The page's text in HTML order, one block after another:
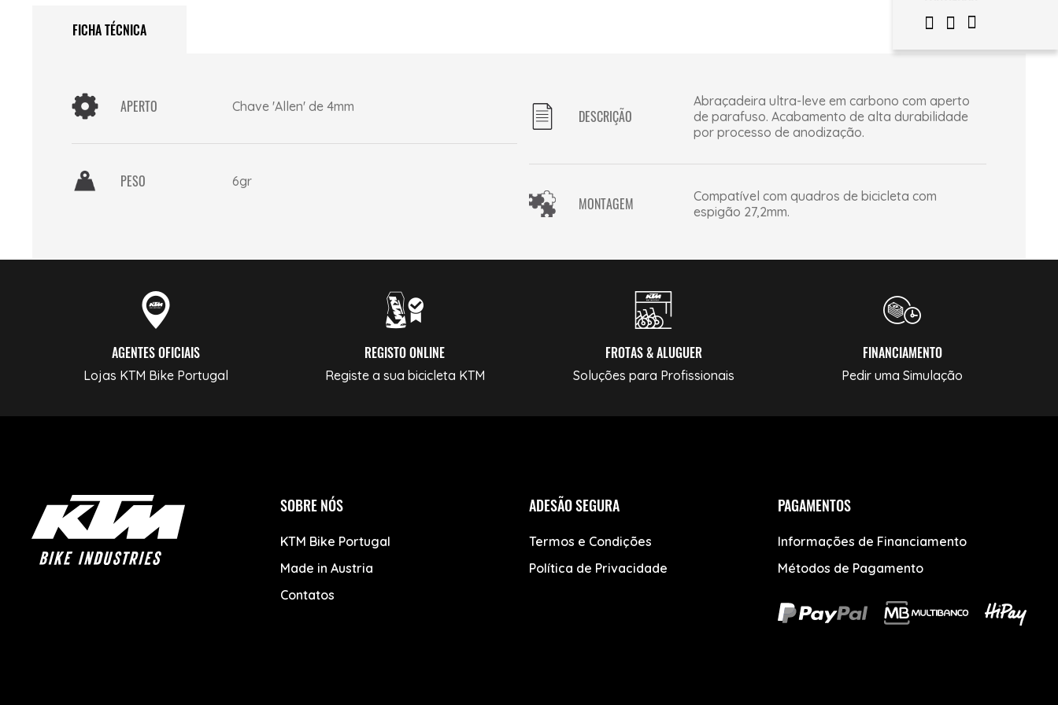
FICHA TÉCNICA
APERTO Chave 'Allen' de 4mm
PESO 6gr
DESCRIÇÃO
Abraçadeira ultra-leve em carbono com aperto
de parafuso. Acabamento de alta durabilidade
por processo de anodização.
MONTAGEM
Compatível com quadros de bicicleta com
espigão 27,2mm.
AGENTES OFICIAIS
Lojas KTM Bike Portugal
REGISTO ONLINE
Registe a sua bicicleta KTM
FROTAS & ALUGUER
Soluções para Profissionais
FINANCIAMENTO
Pedir uma Simulação
SOBRE NÓS
KTM Bike Portugal
Made in Austria
Contatos
ADESÃO SEGURA
Termos e Condições
Política de Privacidade
PAGAMENTOS
Informações de Financiamento
Métodos de Pagamento